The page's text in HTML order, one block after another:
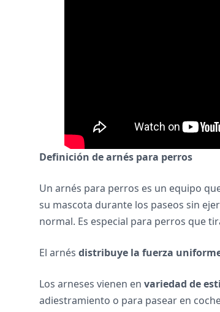
Definición de arnés para perros
Un arnés para perros es un equipo
su mascota durante los paseos sin
normal. Es especial para perros que
El arnés distribuye la fuerza
Los arneses vienen en variedad de
adiestramiento o para pasear en